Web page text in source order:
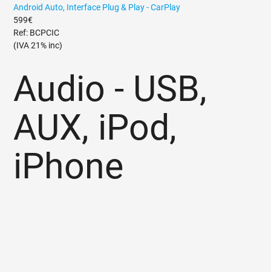
Android Auto, Interface Plug & Play - CarPlay
599€
Ref: BCPCIC
(IVA 21% inc)
Audio - USB,
AUX, iPod,
iPhone